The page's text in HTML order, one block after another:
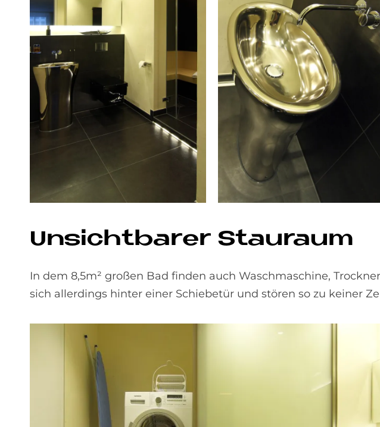
Un­sicht­ba­rer Stau­raum
In dem 8,5m² großen Bad finden auch Waschmaschine,
sich allerdings hinter einer Schiebetür und stören so zu keiner